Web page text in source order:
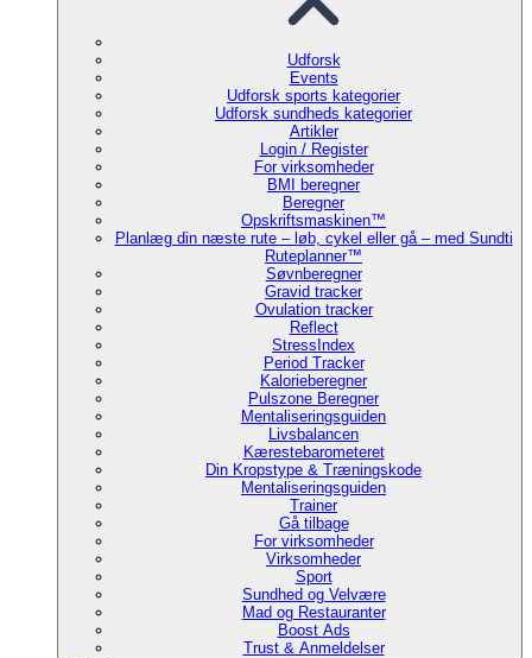
Udforsk
Events
Udforsk sports kategorier
Udforsk sundheds kategorier
Artikler
Login / Register
For virksomheder
BMI beregner
Beregner
Opskriftsmaskinen™
Planlæg din næste rute – løb, cykel eller gå – med Sundti
Ruteplanner™
Søvnberegner
Gravid tracker
Ovulation tracker
Reflect
StressIndex
Period Tracker
Kalorieberegner
Pulszone Beregner
Mentaliseringsguiden
Livsbalancen
Kærestebarometeret
Din Kropstype & Træningskode
Mentaliseringsguiden
Trainer
Gå tilbage
For virksomheder
Virksomheder
Sport
Sundhed og Velvære
Mad og Restauranter
Boost Ads
Trust & Anmeldelser